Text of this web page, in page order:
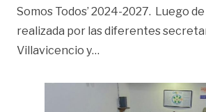
Somos Todos’ 2024-2027. Luego
realizada por las diferentes
Villavicencio y…